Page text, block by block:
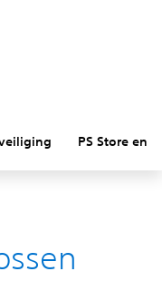
PS Store en